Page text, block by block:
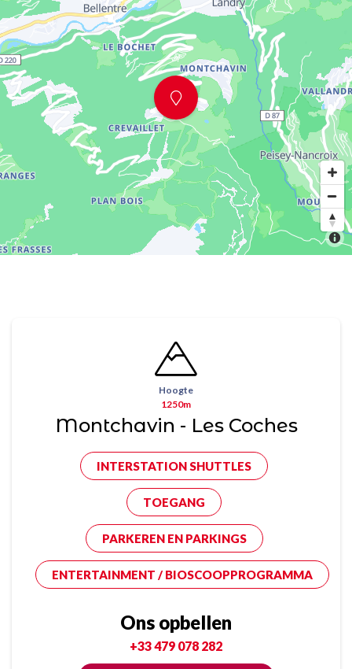
Hoogte
1250m
Montchavin - Les Coches
INTERSTATION SHUTTLES
TOEGANG
PARKEREN EN PARKINGS
ENTERTAINMENT / BIOSCOOPPROGRAMMA
Ons opbellen
+33 479 078 282